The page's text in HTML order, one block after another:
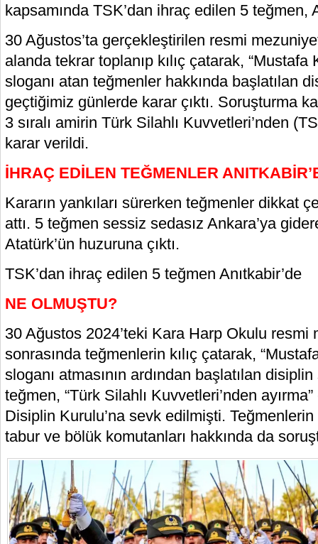
kapsamında TSK’dan ihraç edilen 5 teğmen,
30 Ağustos’ta gerçekleştirilen resmi
alanda tekrar toplanıp kılıç çatarak, “Mustafa
sloganı atan teğmenler hakkında başlatılan
geçtiğimiz günlerde karar çıktı. Soruşturma
3 sıralı amirin Türk Silahlı Kuvvetleri’nden
karar verildi.
İHRAÇ EDİLEN TEĞMENLER
Kararın yankıları sürerken teğmenler dikkat
attı. 5 teğmen sessiz sedasız Ankara’ya
Atatürk’ün huzuruna çıktı.
TSK’dan ihraç edilen 5 teğmen Anıtkabir’de
NE OLMUŞTU?
30 Ağustos 2024’teki Kara Harp Okulu resmi
sonrasında teğmenlerin kılıç çatarak,
sloganı atmasının ardından başlatılan
teğmen, “Türk Silahlı Kuvvetleri’nden
Disiplin Kurulu’na sevk edilmişti. Teğmenlerin
tabur ve bölük komutanları hakkında da